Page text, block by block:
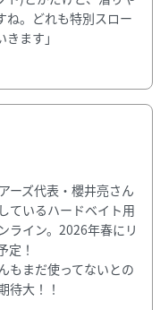
ね。どれも特別スロー
ます」
ーズ代表・櫻井亮さん
ているハードベイト用
ライン。2026年春にリ
定！
もまだ使ってないとの
待大！！